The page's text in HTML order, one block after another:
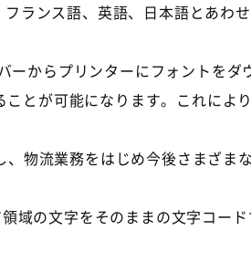
ランス語、英語、日本語とあわ
からプリンターにフォントをダ
とが可能になります。これによ
物流業務をはじめ今後さまざま
域の文字をそのままの文字コー